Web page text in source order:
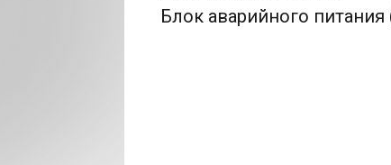
Блок аварийного